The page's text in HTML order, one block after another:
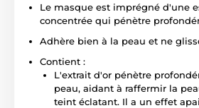
Le masque est imprégné d'une
concentrée qui pénètre
Adhère bien à la peau et ne
Contient :
L'extrait d'or pénètre
peau, aidant à raffermir la
teint éclatant. Il a un effet